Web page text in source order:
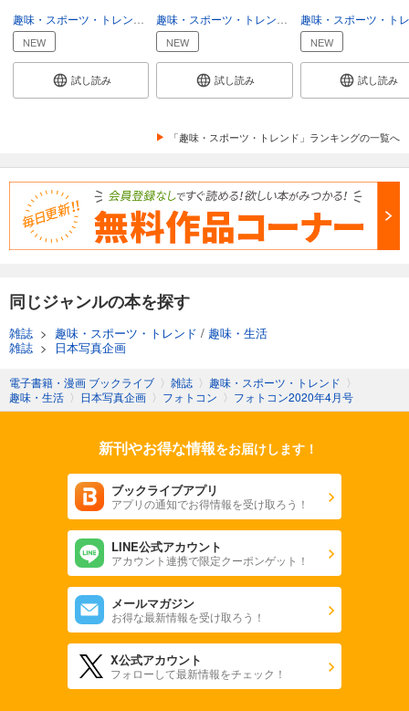
フォトコン2024年8月号
1,048円 (税込)
あらすじを表示する
フォトコン2024年7月号
1,048円 (税込)
カート
フォトコン2024年6月号
試し読み
あらすじを表示する
1,048円 (税込)
あらすじを表示する
フォトコン2024年4月号
あらすじを表示する
フォトコン2024年3月号
趣味・生活
NEW
試し読み
趣味・生活
NEW
試し読み
NEW
試し読み
「趣味・スポーツ・トレンド」ランキングの一覧へ
同じジャンルの本を探す
雑誌 > 趣味・スポーツ・トレンド / 趣味・生活
雑誌 > 日本写真企画
電子書籍・漫画 ブックライブ 〉 雑誌 〉 趣味・スポーツ・トレンド 〉
趣味・生活 〉 日本写真企画 〉 フォトコン 〉 フォトコン2020年4月号
新刊やお得な情報をお届けします！
ブックライブアプリ
アプリの通知でお得情報を受け取ろう！
LINE公式アカウント
アカウント連携で限定クーポンゲット！
メールマガジン
お得な最新情報を受け取ろう！
X公式アカウント
フォローして最新情報をチェック！